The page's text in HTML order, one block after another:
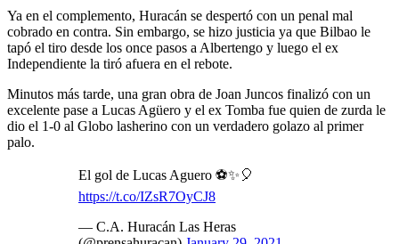
Ya en el complemento, Huracán se despertó con un penal mal
cobrado en contra. Sin embargo, se hizo justicia ya que Bilbao le
tapó el tiro desde los once pasos a Albertengo y luego el ex
Independiente la tiró afuera en el rebote.
Minutos más tarde, una gran obra de Joan Juncos finalizó con un
excelente pase a Lucas Agüero y el ex Tomba fue quien de zurda le
dio el 1-0 al Globo lasherino con un verdadero golazo al primer
palo.
El gol de Lucas Aguero ⚽️✨🎈
https://t.co/IZsR7OyCJ8
— C.A. Huracán Las Heras